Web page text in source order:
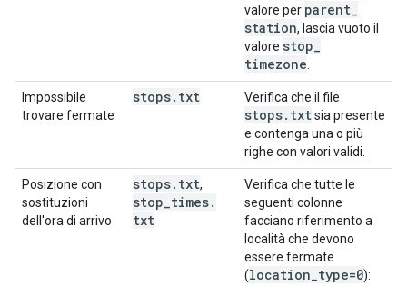
valore per parent
station, lascia vuoto il
valore stop
timezone
Impossibile
trovare fermate
stops. txt Verifica che il file
stops. txtsia presente
e contenga una o più
righe con valori validi.
Posizione con
sostituzioni
dell'ora di arrivo
stops. txt,
stop times.
txt
Verifica che tutte le
seguenti colonne
facciano riferimento a
località che devono
essere fermate
(location_type=0):